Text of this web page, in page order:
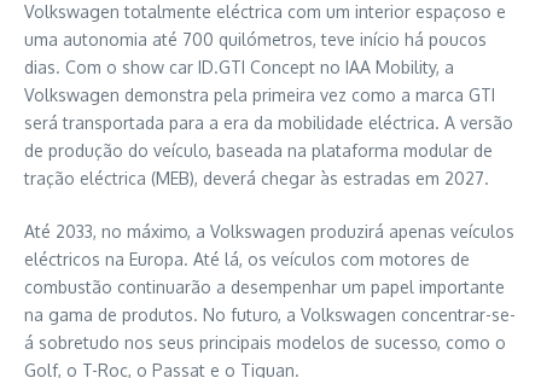
Volkswagen totalmente eléctrica com um interior espaçoso e
uma autonomia até 700 quilómetros, teve início há poucos
dias. Com o show car ID.GTI Concept no IAA Mobility, a
Volkswagen demonstra pela primeira vez como a marca GTI
será transportada para a era da mobilidade eléctrica. A versão
de produção do veículo, baseada na plataforma modular de
tração eléctrica (MEB), deverá chegar às estradas em 2027.
Até 2033, no máximo, a Volkswagen produzirá apenas veículos
eléctricos na Europa. Até lá, os veículos com motores de
combustão continuarão a desempenhar um papel importante
na gama de produtos. No futuro, a Volkswagen concentrar-se-
á sobretudo nos seus principais modelos de sucesso, como o
Golf, o T-Roc, o Passat e o Tiguan.